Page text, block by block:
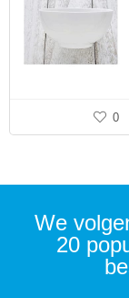
0
We
20